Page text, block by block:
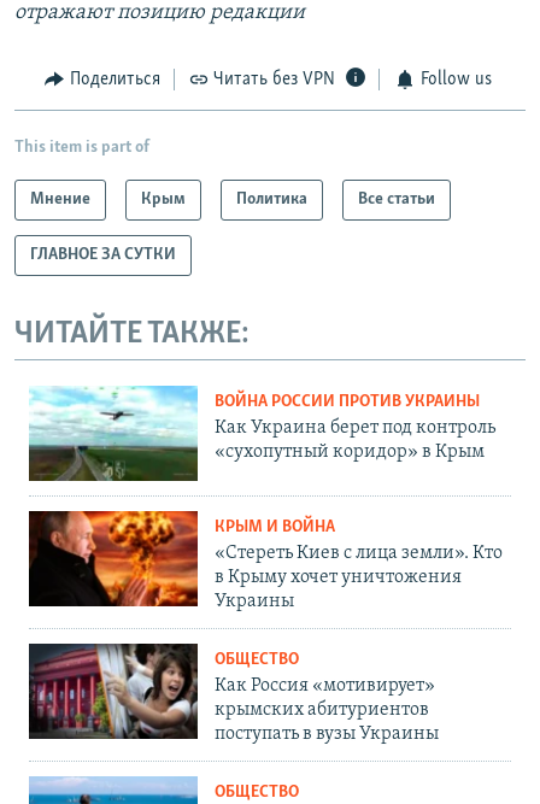
отражают позицию редакции
Поделиться Читать без VPN Follow us
This item is part of
Мнение Крым Политика Все статьи
ГЛАВНОЕ ЗА СУТКИ
ЧИТАЙТЕ ТАКЖЕ:
ВОЙНА РОССИИ ПРОТИВ УКРАИНЫ
Как Украина берет под контроль
«сухопутный коридор» в Крым
КРЫМ И ВОЙНА
«Стереть Киев с лица земли». Кто
в Крыму хочет уничтожения
Украины
ОБЩЕСТВО
Как Россия «мотивирует»
крымских абитуриентов
поступать в вузы Украины
ОБЩЕСТВО